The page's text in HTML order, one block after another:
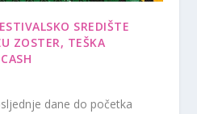
SREDIŠTE
ZOSTER, TEŠKA
dane do početka